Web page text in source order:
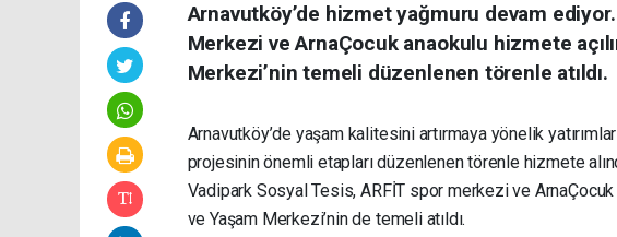
Arnavutköy’de hizmet yağmuru devam
Merkezi ve ArnaÇocuk anaokulu hizmete
Merkezi’nin temeli düzenlenen törenle atıldı.
Arnavutköy’de yaşam kalitesini artırmaya yönelik
projesinin önemli etapları düzenlenen törenle hizmete
Vadipark Sosyal Tesis, ARFİT spor merkezi ve ArnaÇocuk
ve Yaşam Merkezi’nin de temeli atıldı.